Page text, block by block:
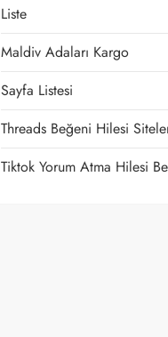
Liste
Maldiv Adaları Kargo
Sayfa Listesi
Threads Beğeni Hilesi
Tiktok Yorum Atma Hilesi